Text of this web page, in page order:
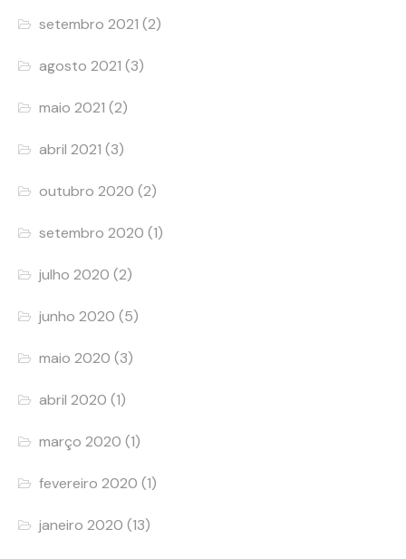
setembro 2021 (2)
agosto 2021 (3)
maio 2021 (2)
abril 2021 (3)
outubro 2020 (2)
setembro 2020 (1)
julho 2020 (2)
junho 2020 (5)
maio 2020 (3)
abril 2020 (1)
março 2020 (1)
fevereiro 2020 (1)
janeiro 2020 (13)